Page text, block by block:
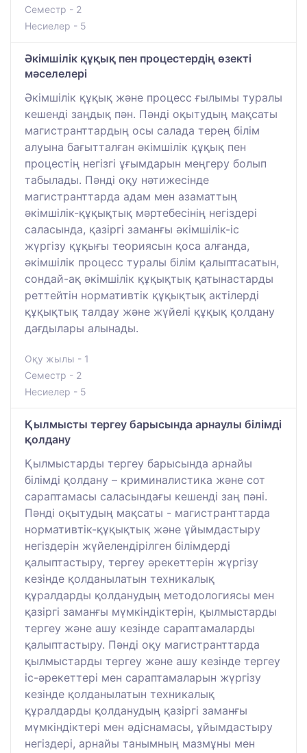
Семестр - 2
Несиелер - 5
Әкімшілік құқық пен процестердің өзекті
мәселелері
Әкімшілік құқық және процесс ғылымы туралы
кешенді заңдық пән. Пәнді оқытудың мақсаты
магистранттардың осы салада терең білім
алуына бағытталған әкімшілік құқық пен
процестің негізгі ұғымдарын меңгеру болып
табылады. Пәнді оқу нәтижесінде
магистранттарда адам мен азаматтың
әкімшілік-құқықтық мәртебесінің негіздері
саласында, қазіргі заманғы әкімшілік-іс
жүргізу құқығы теориясын қоса алғанда,
әкімшілік процесс туралы білім қалыптасатын,
сондай-ақ әкімшілік құқықтық қатынастарды
реттейтін нормативтік құқықтық актілерді
құқықтық талдау және жүйелі құқық қолдану
дағдылары алынады.
Оқу жылы - 1
Семестр - 2
Несиелер - 5
Қылмысты тергеу барысында арнаулы білімді
қолдану
Қылмыстарды тергеу барысында арнайы
білімді қолдану – криминалистика және сот
сараптамасы саласындағы кешенді заң пәні.
Пәнді оқытудың мақсаты - магистранттарда
нормативтік-құқықтық және ұйымдастыру
негіздерін жүйелендірілген білімдерді
қалыптастыру, тергеу әрекеттерін жүргізу
кезінде қолданылатын техникалық
құралдарды қолданудың методологиясы мен
қазіргі заманғы мүмкіндіктерін, қылмыстарды
тергеу және ашу кезінде сараптамаларды
қалыптастыру. Пәнді оқу магистранттарда
қылмыстарды тергеу және ашу кезінде тергеу
іс-әрекеттері мен сараптамаларын жүргізу
кезінде қолданылатын техникалық
құралдарды қолданудың қазіргі заманғы
мүмкіндіктері мен әдіснамасы, ұйымдастыру
негіздері, арнайы танымның мазмұны мен